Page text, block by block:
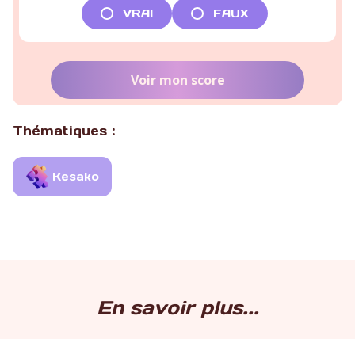
VRAI FAUX
Voir mon score
Thématiques :
Kesako
En savoir plus...